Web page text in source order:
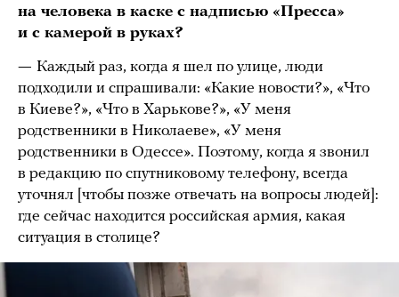
на человека в каске с надписью «Пресса»
и с камерой в руках?
— Каждый раз, когда я шел по улице, люди
подходили и спрашивали: «Какие новости?», «Что
в Киеве?», «Что в Харькове?», «У меня
родственники в Николаеве», «У меня
родственники в Одессе». Поэтому, когда я звонил
в редакцию по спутниковому телефону, всегда
уточнял [чтобы позже отвечать на вопросы людей]:
где сейчас находится российская армия, какая
ситуация в столице?